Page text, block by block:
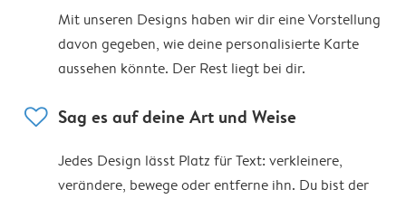
Mit unseren Designs haben wir dir eine Vorstellung
davon gegeben, wie deine personalisierte Karte
aussehen könnte. Der Rest liegt bei dir.
heart Sag es auf deine Art und Weise
Jedes Design lässt Platz für Text: verkleinere,
verändere, bewege oder entferne ihn. Du bist der